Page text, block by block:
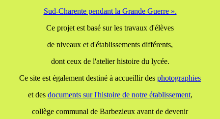
Sud-Charente pendant la Grande Guerre ».
Ce projet est basé sur les travaux d'élèves
de niveaux et d'établissements différents,
dont ceux de l'atelier histoire du lycée.
Ce site est également destiné à accueillir des photographies
et des documents sur l'histoire de notre établissement,
collège communal de Barbezieux avant de devenir